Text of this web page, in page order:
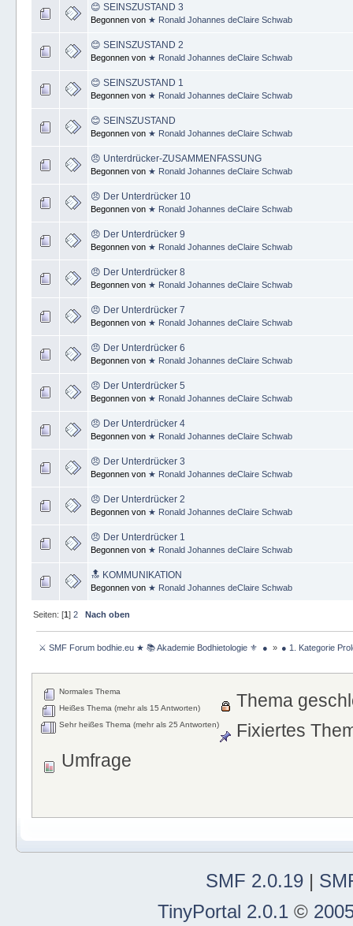
😊 SEINSZUSTAND 3
Begonnen von ★ Ronald Johannes deClaire Schwab
😊 SEINSZUSTAND 2
Begonnen von ★ Ronald Johannes deClaire Schwab
😊 SEINSZUSTAND 1
Begonnen von ★ Ronald Johannes deClaire Schwab
😊 SEINSZUSTAND
Begonnen von ★ Ronald Johannes deClaire Schwab
😠 Unterdrücker-ZUSAMMENFASSUNG
Begonnen von ★ Ronald Johannes deClaire Schwab
😠 Der Unterdrücker 10
Begonnen von ★ Ronald Johannes deClaire Schwab
😠 Der Unterdrücker 9
Begonnen von ★ Ronald Johannes deClaire Schwab
😠 Der Unterdrücker 8
Begonnen von ★ Ronald Johannes deClaire Schwab
😠 Der Unterdrücker 7
Begonnen von ★ Ronald Johannes deClaire Schwab
😠 Der Unterdrücker 6
Begonnen von ★ Ronald Johannes deClaire Schwab
😠 Der Unterdrücker 5
Begonnen von ★ Ronald Johannes deClaire Schwab
😠 Der Unterdrücker 4
Begonnen von ★ Ronald Johannes deClaire Schwab
😠 Der Unterdrücker 3
Begonnen von ★ Ronald Johannes deClaire Schwab
😠 Der Unterdrücker 2
Begonnen von ★ Ronald Johannes deClaire Schwab
😠 Der Unterdrücker 1
Begonnen von ★ Ronald Johannes deClaire Schwab
🔝 KOMMUNIKATION
Begonnen von ★ Ronald Johannes deClaire Schwab
Seiten: [1] 2 Nach oben
⚔ SMF Forum bodhie.eu ★ 📚 Akademie Bodhietologie ⚜  ● » ● 1. Kategorie
Normales Thema
Heißes Thema (mehr als 15 Antworten)
Sehr heißes Thema (mehr als 25 Antworten)
Thema
Fixiertes
Umfrage
SMF 2.0.19|
TinyPortal 2.0.1©